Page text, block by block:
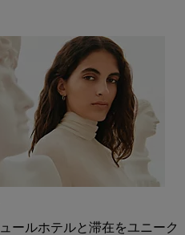
ールホテルと滞在をユニーク